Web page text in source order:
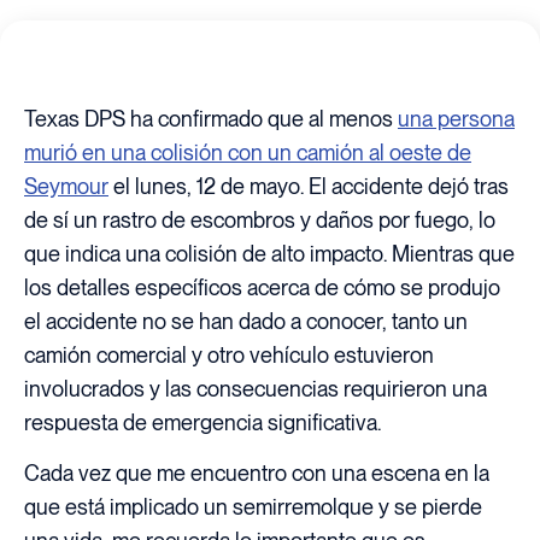
Texas DPS ha confirmado que al menos una persona
murió en una colisión con un camión al oeste de
Seymourel lunes, 12 de mayo. El accidente dejó tras
de sí un rastro de escombros y daños por fuego, lo
que indica una colisión de alto impacto. Mientras que
los detalles específicos acerca de cómo se produjo
el accidente no se han dado a conocer, tanto un
camión comercial y otro vehículo estuvieron
involucrados y las consecuencias requirieron una
respuesta de emergencia significativa.
Cada vez que me encuentro con una escena en la
que está implicado un semirremolque y se pierde